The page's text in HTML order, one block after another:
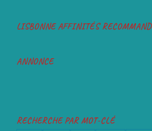
LISBONNE AFFINITÉS
ANNONCE
RECHERCHE PAR MOT-CLÉ